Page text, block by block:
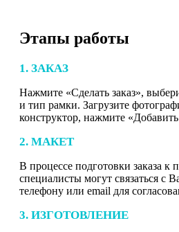
Этапы работы
1. ЗАКАЗ
Нажмите «Сделать заказ»,
и тип рамки. Загрузите
конструктор, нажмите
2. МАКЕТ
В процессе подготовки заказа к
специалисты могут связаться с
телефону или email для
3. ИЗГОТОВЛЕНИЕ